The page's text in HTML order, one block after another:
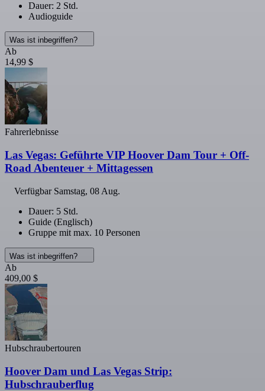
Dauer: 2 Std.
Audioguide
Was ist inbegriffen?
Ab
14,99 $
Fahrerlebnisse
Las Vegas: Geführte VIP Hoover Dam Tour + Off-
Road Abenteuer + Mittagessen
Verfügbar Samstag, 08 Aug.
Dauer: 5 Std.
Guide (Englisch)
Gruppe mit max. 10 Personen
Was ist inbegriffen?
Ab
409,00 $
Hubschraubertouren
Hoover Dam und Las Vegas Strip:
Hubschrauberflug